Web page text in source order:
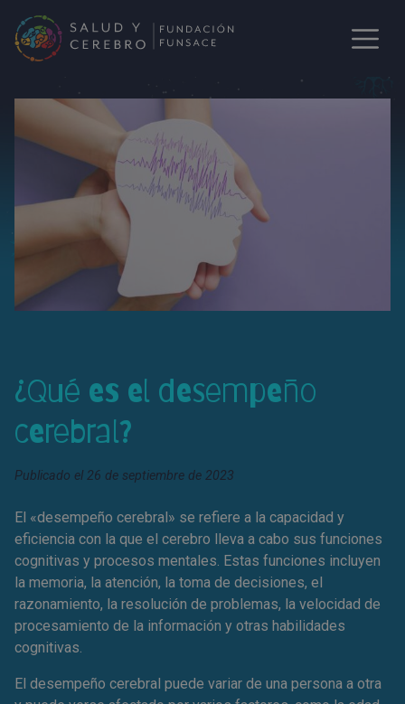
¿Qué es el desempeño
cerebral?
Publicado el 26 de septiembre de 2023
El «desempeño cerebral» se refiere a la capacidad y
eficiencia con la que el cerebro lleva a cabo sus funciones
cognitivas y procesos mentales. Estas funciones incluyen
la memoria, la atención, la toma de decisiones, el
razonamiento, la resolución de problemas, la velocidad de
procesamiento de la información y otras habilidades
cognitivas.
El desempeño cerebral puede variar de una persona a otra